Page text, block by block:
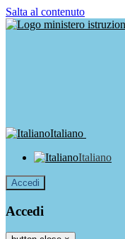
Salta al contenuto
Italiano
Italiano
Accedi
Accedi